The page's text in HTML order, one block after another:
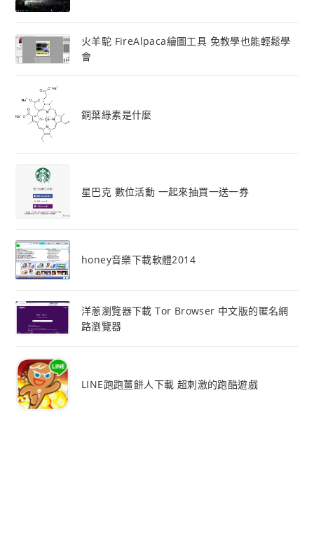
火羊駝 FireAlpaca繪圖工具 免教學也能輕鬆學
會
銅葉綠素是什麼
星巴克 數位活動 一起來抽買一送一券
honey音樂下載軟體2014
洋蔥瀏覽器下載 Tor Browser 中文版的匿名網
路瀏覽器
LINE跑跑薑餅人下載 超刺激的跑酷遊戲